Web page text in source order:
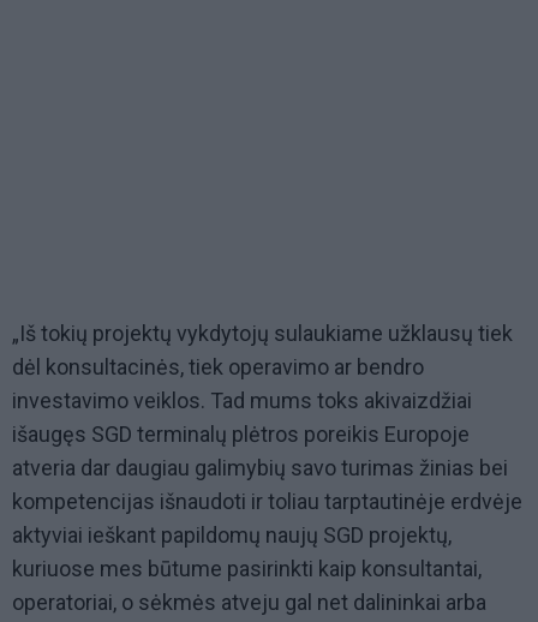
„Iš tokių projektų vykdytojų sulaukiame užklausų tiek
dėl konsultacinės, tiek operavimo ar bendro
investavimo veiklos. Tad mums toks akivaizdžiai
išaugęs SGD terminalų plėtros poreikis Europoje
atveria dar daugiau galimybių savo turimas žinias bei
kompetencijas išnaudoti ir toliau tarptautinėje erdvėje
aktyviai ieškant papildomų naujų SGD projektų,
kuriuose mes būtume pasirinkti kaip konsultantai,
operatoriai, o sėkmės atveju gal net dalininkai arba